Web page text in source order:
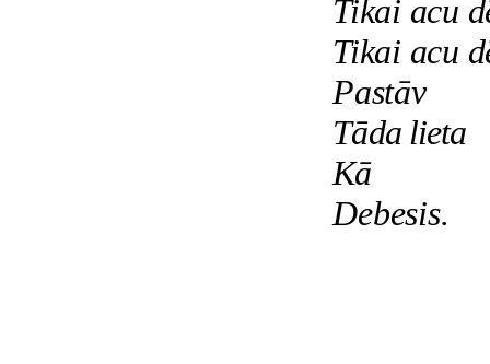
Tikai acu
Tikai acu
Pastāv
Tāda lieta
Kā
Debesis.